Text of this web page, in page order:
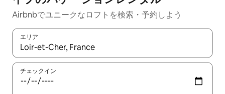
Airbnbでユニークなロフトを検索・予約しよう
エリア
検索結果が表示されたら、上下の矢印キーを使って移動するか
チェックイン